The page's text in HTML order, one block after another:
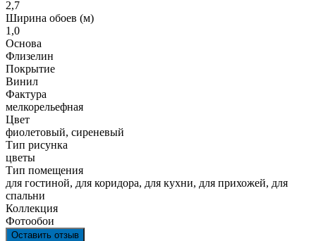
2,7
Ширина обоев (м)
1,0
Основа
Флизелин
Покрытие
Винил
Фактура
мелкорельефная
Цвет
фиолетовый, сиреневый
Тип рисунка
цветы
Тип помещения
для гостиной, для коридора, для кухни, для прихожей, для
спальни
Коллекция
Фотообои
Оставить отзыв